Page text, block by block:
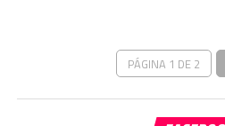
PÁGINA 1 DE 2